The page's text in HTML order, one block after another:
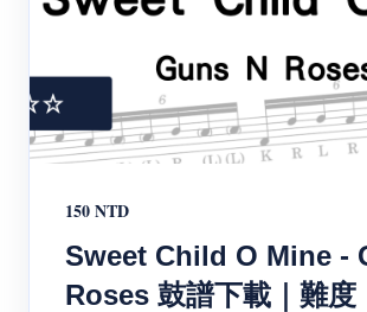
150 NTD
Sweet Child O Mine -
Roses 鼓譜下載｜難度：